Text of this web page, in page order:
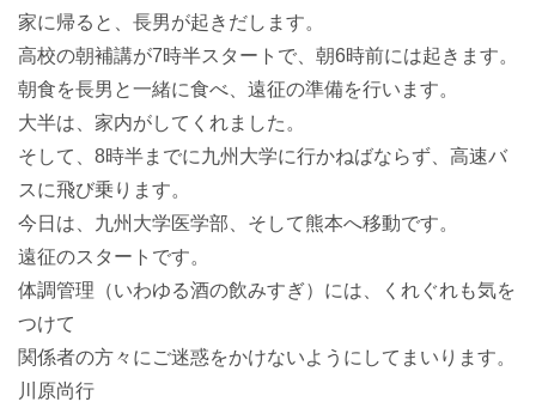
家に帰ると、長男が起きだします。
高校の朝補講が7時半スタートで、朝6時前には起きます。
朝食を長男と一緒に食べ、遠征の準備を行います。
大半は、家内がしてくれました。
そして、8時半までに九州大学に行かねばならず、高速バ
スに飛び乗ります。
今日は、九州大学医学部、そして熊本へ移動です。
遠征のスタートです。
体調管理（いわゆる酒の飲みすぎ）には、くれぐれも気を
つけて
関係者の方々にご迷惑をかけないようにしてまいります。
川原尚行